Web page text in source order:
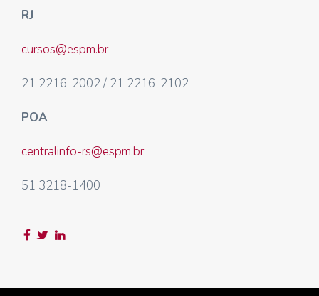
RJ
cursos@espm.br
21 2216-2002 / 21 2216-2102
POA
centralinfo-rs@espm.br
51 3218-1400